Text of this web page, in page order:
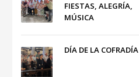
FIESTAS, ALEGRÍA,
MÚSICA
DÍA DE LA COFRADÍA